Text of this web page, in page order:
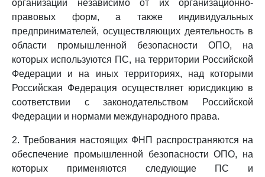
организации независимо от их организационно-
правовых форм, а также индивидуальных
предпринимателей, осуществляющих деятельность в
области промышленной безопасности ОПО, на
которых используются ПС, на территории Российской
Федерации и на иных территориях, над которыми
Российская Федерация осуществляет юрисдикцию в
соответствии с законодательством Российской
Федерации и нормами международного права.
2. Требования настоящих ФНП распространяются на
обеспечение промышленной безопасности ОПО, на
которых применяются следующие ПС и